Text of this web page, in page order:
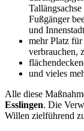
Fußgänger
und Innenstadt
mehr Platz
verbrauchen,
und vieles
Alle diese
Esslingen. Die
Willen zielführend